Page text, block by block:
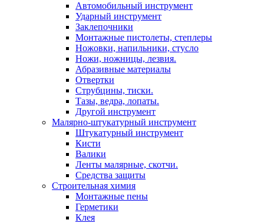
Автомобильный инструмент
Ударный инструмент
Заклепочники
Монтажные пистолеты, степлеры
Ножовки, напильники, стусло
Ножи, ножницы, лезвия.
Абразивные материалы
Отвертки
Cтрубцины, тиски.
Тазы, ведра, лопаты.
Другой инструмент
Малярно-штукатурный инструмент
Штукатурный инструмент
Кисти
Валики
Ленты малярные, скотчи.
Средства защиты
Строительная химия
Монтажные пены
Герметики
Клея